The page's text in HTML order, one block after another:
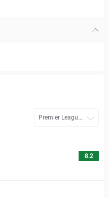
Premier League
8.2